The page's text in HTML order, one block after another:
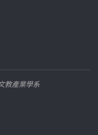
教產業學系